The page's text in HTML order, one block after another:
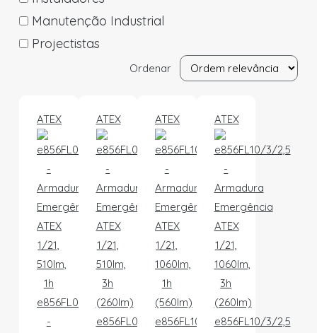
Manutenção Industrial
Projectistas
Ordenar
ATEX
e856FL05/1/1,6
-
ATEX
e856FL05/3/2,5
ATEX
e856FL10/1/1,6
ATEX
e856FL10/3/2,5